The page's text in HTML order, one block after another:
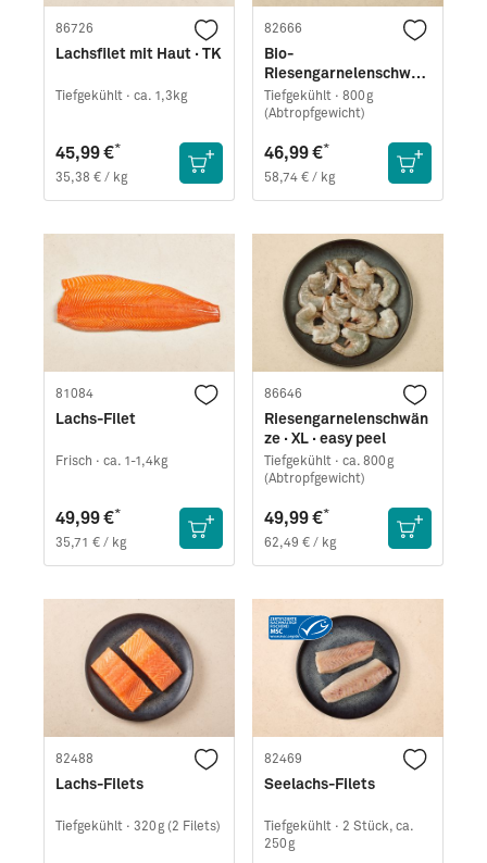
86726
Lachsfilet mit Haut · TK
Tiefgekühlt · ca. 1,3kg
45,99 €*
35,38 € / kg
82666
Bio-
Riesengarnelenschwän
ze (Black Tiger) · ohne
Schale
Tiefgekühlt · 800g
(Abtropfgewicht)
46,99 €*
58,74 € / kg
81084
Lachs-Filet
Frisch · ca. 1-1,4kg
49,99 €*
35,71 € / kg
86646
Riesengarnelenschwän
ze · XL · easy peel
Tiefgekühlt · ca. 800g
(Abtropfgewicht)
49,99 €*
62,49 € / kg
82488
Lachs-Filets
Tiefgekühlt · 320g (2 Filets)
82469
Seelachs-Filets
Tiefgekühlt · 2 Stück, ca.
250g